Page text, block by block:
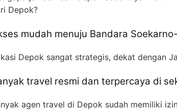
Depok?
mudah menuju Bandara
Depok sangat strategis, dekat dengan
travel resmi dan terpercaya di
agen travel di Depok sudah memiliki